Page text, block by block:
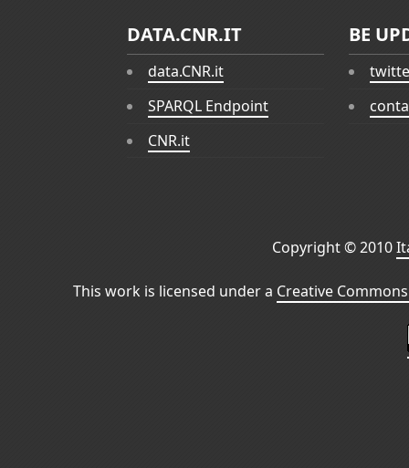
DATA.CNR.IT
data.CNR.it
SPARQL Endpoint
CNR.it
BE
Copyright © 2010
This work is licensed under a Creative